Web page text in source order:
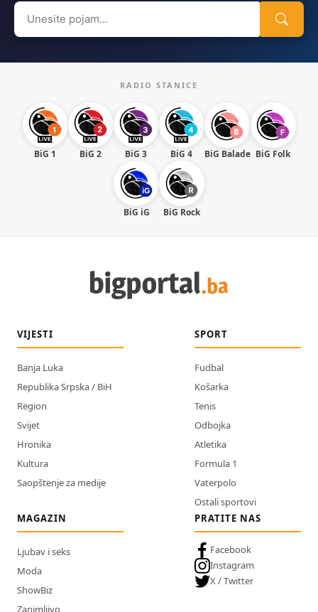
Search
for:
RADIO STANICE
BiG 1 BiG 2 BiG 3 BiG 4 BiG Balade BiG Folk
BiG iG BiG Rock
VIJESTI
Banja Luka
Republika Srpska / BiH
Region
Svijet
Hronika
Kultura
Saopštenje za medije
SPORT
Fudbal
Košarka
Tenis
Odbojka
Atletika
Formula 1
Vaterpolo
Ostali sportovi
MAGAZIN
Ljubav i seks
Moda
ShowBiz
Zanimljivo
PRATITE NAS
Facebook
Instagram
X / Twitter